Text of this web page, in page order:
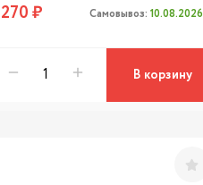
270 ₽ Самовывоз: 10.08.2026
В корзину